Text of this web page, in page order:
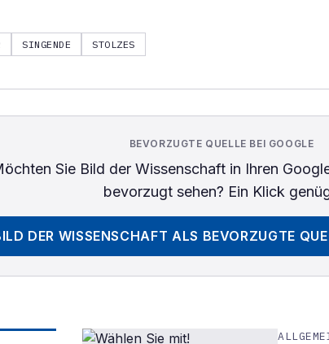
SINGENDE STOLZES
BEVORZUGTE QUELLE BEI GOOGLE
Sie Bild der Wissenschaftin Ihren
bevorzugt sehen? Ein Klick
DER WISSENSCHAFT ALS BEVORZUGTE